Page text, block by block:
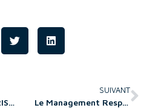
Conférence du PRISME 2026 : Comment les organisations se réinventent-elles à l’ère post-digitale ?
SUIVANT
Le Management Responsable à l’épreuve des injonctions paradoxales. Apports critiques et psychanalytiques